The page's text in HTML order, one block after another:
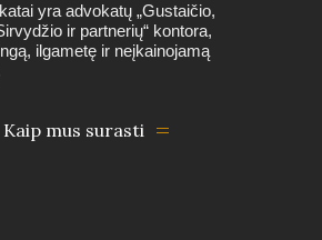
yra advokatų „Gustaičio,
ir partnerių“ kontora,
ilgametę ir neįkainojamą
Kaip mus surasti